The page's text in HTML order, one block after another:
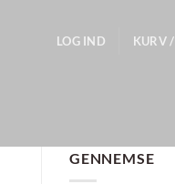
LOG IND KURV /
GENNEMSE